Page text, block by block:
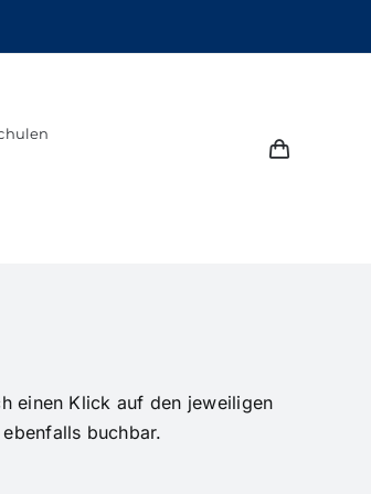
einen Klick auf den jeweiligen
buchbar.